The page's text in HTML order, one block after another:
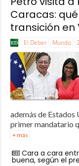
Caracas:
transición en
El Deber Mundo
además de Estados
primer mandatario
+ más
Cara a cara
buena, según el